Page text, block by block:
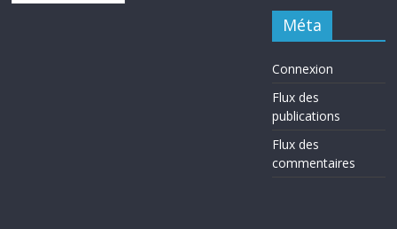
Méta
Connexion
Flux des
publications
Flux des
commentaires